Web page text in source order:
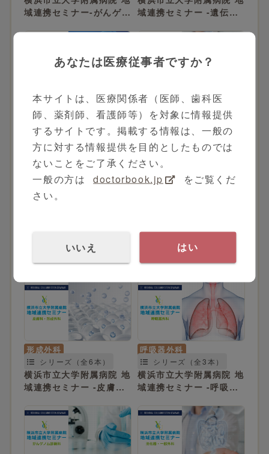
域連携セミナー-がんゲノ
域連携セミナー -遺伝子
乳腺甲状腺外科
シリーズ（全2本）
横浜市立大学附属病院 地
域連携セミナー -乳腺外
科-
消化器内科
シリーズ（全3本）
横浜市立大学附属病院 地
域連携セミナー -消化器
内科-
横浜市立大学附属病院 地
域連携セミナー -総合診
横浜市立大学附属病院 地
域連携セミナー -泌尿器
形成外科
シリーズ（全6本）
横浜市立大学附属病院 地
域連携セミナー -皮膚
呼吸器外科
シリーズ（全3本）
横浜市立大学附属病院 地
域連携セミナー -呼吸器
あなたは医療従事者ですか？
本サイトは、医療関係者（医師、歯科医
師、薬剤師、看護師等）を対象に情報提供
するサイトです。掲載する情報は、一般の
方に対する情報提供を目的としたものでは
ないことをご了承ください。
一般の方は
doctorbook.jp
をご覧くだ
さい。
いいえ はい